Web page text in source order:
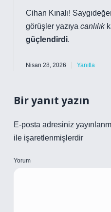
Cihan Kınalı!
görüşler yazıya canlılık
güçlendirdi.
Nisan 28, 2026 Yanıtla
Bir yanıt yazın
E-posta adresiniz
ile işaretlenmişlerdir
Yorum